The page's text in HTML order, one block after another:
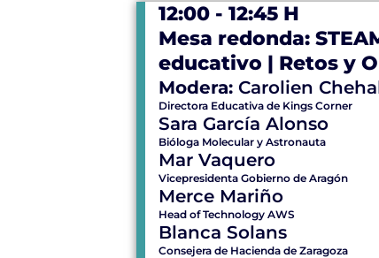
12:00 - 12:45 H
Mesa redonda:
educativo | Retos y
Modera: Carolien
Directora Educativa de Kings Corner
Sara García Alonso
Bióloga Molecular y Astronauta
Mar Vaquero
Vicepresidenta Gobierno de Aragón
Merce Mariño
Head of Technology AWS
Blanca Solans
Consejera de Hacienda de Zaragoza